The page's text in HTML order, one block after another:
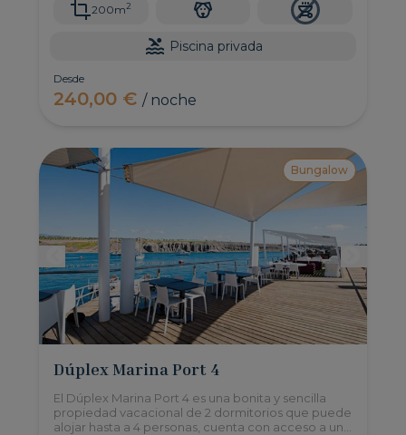
200m2
Piscina privada
Desde
240,00 €/ noche
Bungalow
Dúplex Marina Port 4
El Dúplex Marina Port 4 es una bonita y sencilla
propiedad vacacional de 2 dormitorios que puede
alojar hasta a 4 personas, cuenta con acceso a una